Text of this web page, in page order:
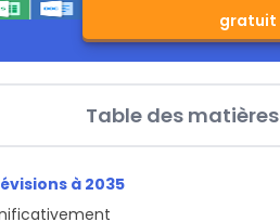
gratuit
Table des matières
à 2035